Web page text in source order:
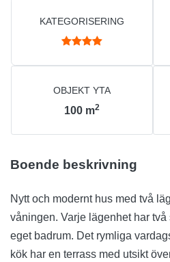
KATEGORISERING
OBJEKT YTA
100 m2
Boende beskrivning
Nytt och modernt hus med två
våningen. Varje lägenhet har
eget badrum. Det rymliga
kök har en terrass med utsikt